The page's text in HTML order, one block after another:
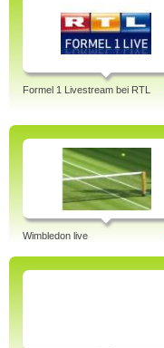
Formel 1 Livestream bei RTL
Wimbledon live